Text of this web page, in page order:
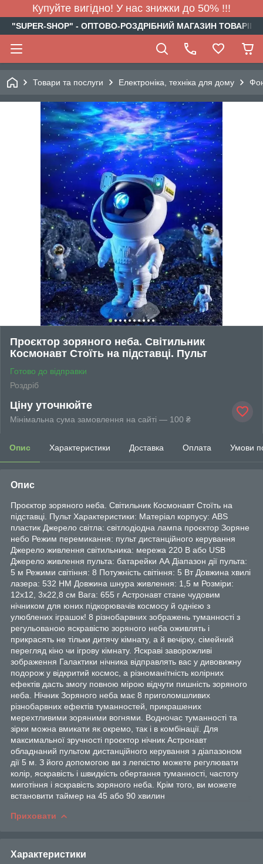
Купуйте вигідно! У нас знижки до 50% !!!
"SUPER-SHOP" - ОПТОВО-РОЗДРІБНИЙ МАГАЗИН
Товари та послуги Електроніка, техніка для дому
Проєктор зоряного неба. Світильник
Космонавт Стоїть на підставці. Пульт
Готово до відправки
Роздріб
Ціну уточнюйте
Мінімальна сума замовлення на сайті — 100 ₴
Опис Характеристики Доставка Оплата Умови
Опис
Проєктор зоряного неба. Світильник Космонавт Стоїть на
підставці. Пульт Характеристики: Матеріал корпусу: ABS
пластик Джерело світла: світлодіодна лампа проєктор Зоряне
небо Режим перемикання: пульт дистанційного керування
Джерело живлення світильника: мережа 220 В або USB
Джерело живлення пульта: батарейки АА Діапазон дії пульта:
5 м Режими світіння: 8 Потужність світіння: 5 Вт Довжина хвилі
лазера: 532 НМ Довжина шнура живлення: 1,5 м Розміри:
12х12, 3х22,8 см Вага: 655 г Астронавт стане чудовим
нічником для юних підкорювачів космосу й однією з
улюблених іграшок! 8 різнобарвних зображень туманності з
регульованою яскравістю зоряного неба оживлять і
прикрасять не тільки дитячу кімнату, а й вечірку, сімейний
перегляд кіно чи ігрову кімнату. Яскраві заворожливі
зображення Галактики нічника відправлять вас у дивовижну
подорож у відкритий космос, а різноманітність колірних
ефектів дасть змогу повною мірою відчути пишність зоряного
неба. Нічник Зоряного неба має 8 приголомшливих
різнобарвних ефектів туманностей, прикрашених
мерехтливими зоряними вогнями. Водночас туманності та
зірки можна вмикати як окремо, так і в комбінації. Для
максимальної зручності проєктор нічник Астронавт
обладнаний пультом дистанційного керування з діапазоном
дії 5 м. З його допомогою ви з легкістю можете регулювати
колір, яскравість і швидкість обертання туманності, частоту
миготіння і яскравість зоряного неба. Крім того, ви можете
встановити таймер на 45 або 90 хвилин
Приховати
Характеристики